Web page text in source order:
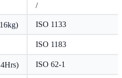
/
ISO 1133
ISO 1183
ISO 62-1